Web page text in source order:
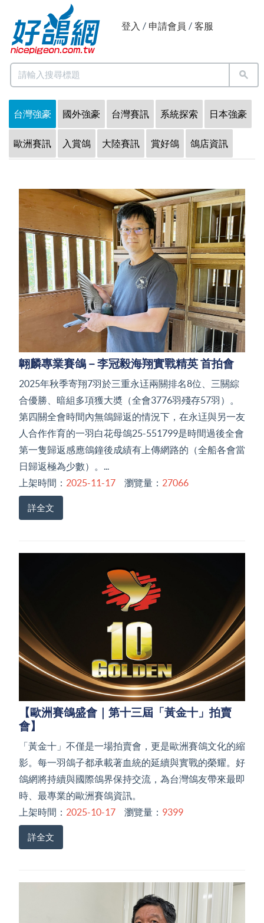
登入 / 申請會員 / 客服
台灣強豪 國外強豪 台灣賽訊 系統探索 日本強豪
歐洲賽訊 入賞鴿 大陸賽訊 賞好鴿 鴿店資訊
翺麟專業賽鴿－李冠毅海翔實戰精英 首拍會
2025年秋季寄翔7羽於三重永迋兩關排名8位、三關綜
合優勝、暗組多項獲大奬（全會3776羽殘存57羽）。
第四關全會時間內無鴿歸返的情況下，在永迋與另一友
人合作作育的一羽白花母鴿25-551799是時間過後全會
第一隻歸返感應鴿鐘後成績有上傳網路的（全船各會當
日歸返極為少數）。...
上架時間： 2025-11-17 瀏覽量： 27066
詳全文
【歐洲賽鴿盛會｜第十三屆「黃金十」拍賣
會】
「黃金十」不僅是一場拍賣會，更是歐洲賽鴿文化的縮
影。每一羽鴿子都承載著血統的延續與實戰的榮耀。好
鴿網將持續與國際鴿界保持交流，為台灣鴿友帶來最即
時、最專業的歐洲賽鴿資訊。
上架時間： 2025-10-17 瀏覽量： 9399
詳全文